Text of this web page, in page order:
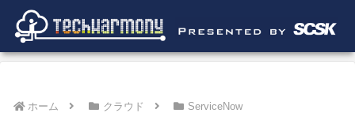
ホーム クラウド ServiceNow